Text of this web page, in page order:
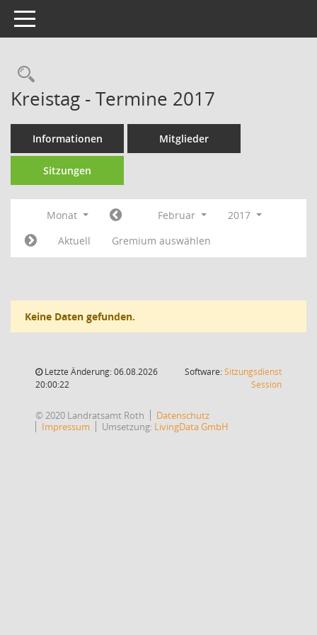
Toggle navigation
Rechercheauswahl
Kreistag - Termine 2017
Informationen Mitglieder
Sitzungen
Monat Februar
2017
Aktuell
Gremium auswählen
Keine Daten gefunden.
Letzte Änderung: 06.08.2026
20:00:22
Software:Sitzungsdienst
Session(Wird in
© 2020 Landratsamt Roth
Datenschutz
Impressum
Umsetzung: LivingData GmbH